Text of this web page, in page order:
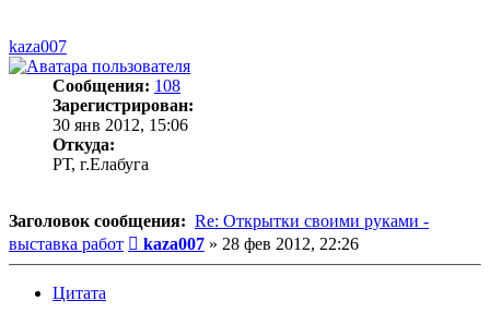
kaza007
Сообщения: 108
Зарегистрирован:
30 янв 2012, 15:06
Откуда:
РТ, г.Елабуга
Заголовок сообщения: Re: Открытки своими руками -
выставка работ
Сообщение
kaza007 » 28 фев 2012, 22:26
Цитата